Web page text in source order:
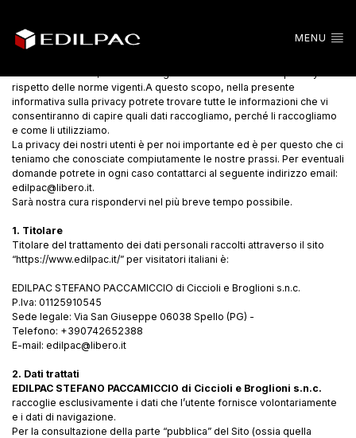
MENU
rispetto delle norme vigenti.A questo scopo, nella presente
informativa sulla privacy potrete trovare tutte le informazioni che vi
consentiranno di capire quali dati raccogliamo, perché li raccogliamo
e come li utilizziamo.
La privacy dei nostri utenti è per noi importante ed è per questo che ci
teniamo che conosciate compiutamente le nostre prassi. Per eventuali
domande potrete in ogni caso contattarci al seguente indirizzo email:
edilpac@libero.it.
Sarà nostra cura rispondervi nel più breve tempo possibile.
1. Titolare
Titolare del trattamento dei dati personali raccolti attraverso il sito
“https://www.edilpac.it/” per visitatori italiani è:
EDILPAC STEFANO PACCAMICCIO di Ciccioli e Broglioni s.n.c.
P.Iva: 01125910545
Sede legale: Via San Giuseppe 06038 Spello (PG) -
Telefono: +390742652388
E-mail: edilpac@libero.it
2. Dati trattati
EDILPAC STEFANO PACCAMICCIO di Ciccioli e Broglioni s.n.c.
raccoglie esclusivamente i dati che l’utente fornisce volontariamente
e i dati di navigazione.
Per la consultazione della parte “pubblica” del Sito (ossia quella